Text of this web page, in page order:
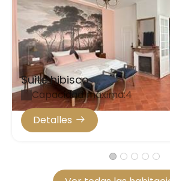
Suite hibisco
Capacidad máxima:4
Detalles